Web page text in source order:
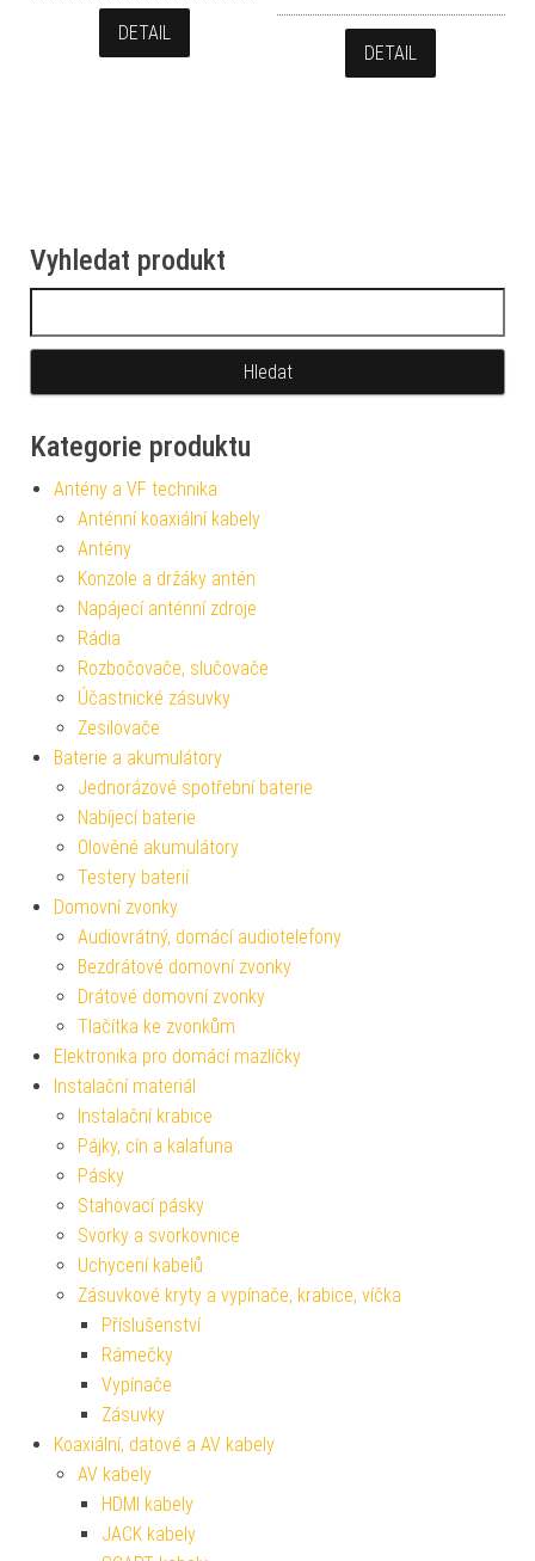
DETAIL
DETAIL
Vyhledat produkt
Kategorie produktu
Antény a VF technika
Anténní koaxiální kabely
Antény
Konzole a držáky antén
Napájecí anténní zdroje
Rádia
Rozbočovače, slučovače
Účastnické zásuvky
Zesilovače
Baterie a akumulátory
Jednorázové spotřební baterie
Nabíjecí baterie
Olověné akumulátory
Testery baterií
Domovní zvonky
Audiovrátný, domácí audiotelefony
Bezdrátové domovní zvonky
Drátové domovní zvonky
Tlačítka ke zvonkům
Elektronika pro domácí mazlíčky
Instalační materiál
Instalační krabice
Pájky, cín a kalafuna
Pásky
Stahovací pásky
Svorky a svorkovnice
Uchycení kabelů
Zásuvkové kryty a vypínače, krabice, víčka
Příslušenství
Rámečky
Vypínače
Zásuvky
Koaxiální, datové a AV kabely
AV kabely
HDMI kabely
JACK kabely